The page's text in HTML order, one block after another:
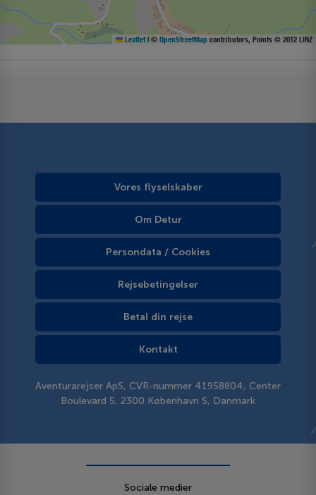
Leaflet | © OpenStreetMap contributors, Points © 2012 LINZ
Vores flyselskaber
Om Detur
Persondata / Cookies
Rejsebetingelser
Betal din rejse
Kontakt
Aventurarejser ApS, CVR-nummer 41958804, Center
Boulevard 5, 2300 København S, Danmark
Sociale medier